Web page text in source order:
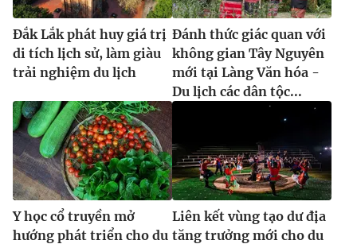
Đắk Lắk phát huy giá trị
di tích lịch sử, làm giàu
trải nghiệm du lịch
Đánh thức giác quan với
không gian Tây Nguyên
mới tại Làng Văn hóa -
Du lịch các dân tộc...
Y học cổ truyền mở
hướng phát triển cho du
Liên kết vùng tạo dư địa
tăng trưởng mới cho du